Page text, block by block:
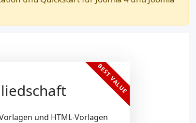
BEST VALUE
und HTML-Vorlagen